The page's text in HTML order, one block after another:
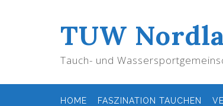
TUW
Tauch- und
HOME FASZINATION TAUCHEN